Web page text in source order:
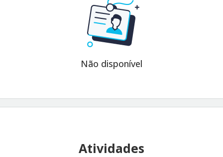
Não disponível
Atividades